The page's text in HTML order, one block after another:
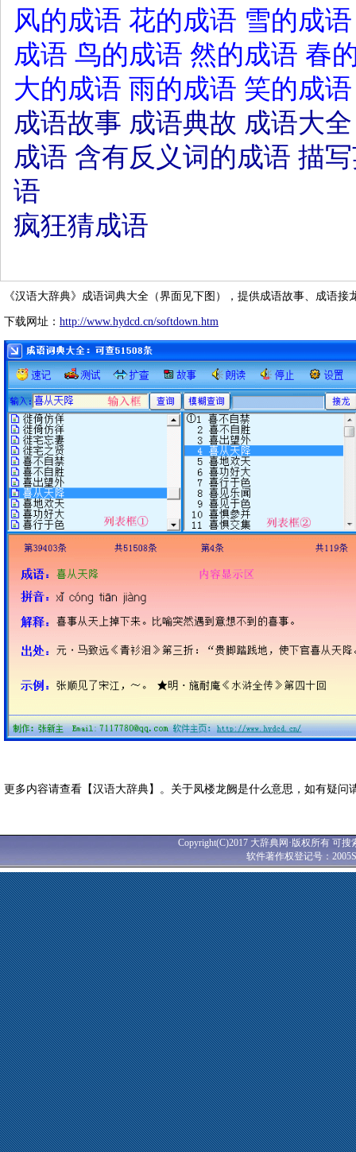
风的成语 花的成语 雪的成语
成语 鸟的成语 然的成语 春
大的成语 雨的成语 笑的成语
成语故事 成语典故 成语大全
成语 含有反义词的成语 描
语
疯狂猜成语
《汉语大辞典》成语词典大全（界面见下图），提供成语故事、成语接
下载网址： http://www.hydcd.cn/softdown.htm
更多内容请查看【汉语大辞典】。关于凤楼龙阙是什么意思，如有疑问
Copyright(C)2017 大辞典网·版权所有 可
软件著作权登记号：